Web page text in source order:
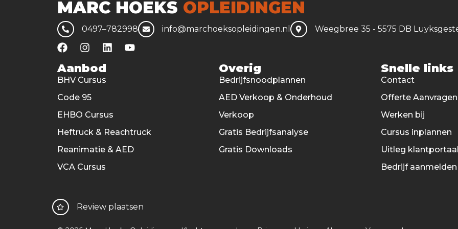
MARC HOEKS OPLEIDINGEN
0497–782998 info@marchoeksopleidingen.nl Weegbree 35 - 5575 DB
Aanbod
BHV Cursus
Code 95
EHBO Cursus
Heftruck & Reachtruck
Reanimatie & AED
VCA Cursus
Overig
Bedrijfsnoodplannen
AED Verkoop & Onderhoud
Verkoop
Gratis Bedrijfsanalyse
Gratis Downloads
Snelle links
Contact
Offerte Aanvragen
Werken bij
Cursus inplannen
Uitleg
Bedrijf aanmelden
Review plaatsen